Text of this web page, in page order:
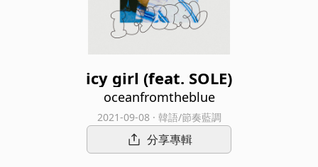
icy girl (feat. SOLE)
oceanfromtheblue
2021-09-08 · 韓語/節奏藍調
分享專輯